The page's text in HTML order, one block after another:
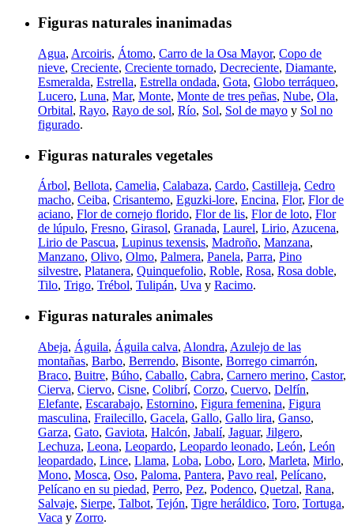
Figuras naturales inanimadas
Agua, Arcoiris, Átomo, Carro de la Osa Mayor, Copo de
nieve, Creciente, Creciente tornado, Decreciente, Diamante,
Esmeralda, Estrella, Estrella ondada, Gota, Globo terráqueo,
Lucero, Luna, Mar, Monte, Monte de tres peñas, Nube, Ola,
Orbital, Rayo, Rayo de sol, Río, Sol, Sol de mayo y Sol no
figurado.
Figuras naturales vegetales
Árbol, Bellota, Camelia, Calabaza, Cardo, Castilleja, Cedro
macho, Ceiba, Crisantemo, Eguzki-lore, Encina, Flor, Flor de
aciano, Flor de cornejo florido, Flor de lis, Flor de loto, Flor
de lúpulo, Fresno, Girasol, Granada, Laurel, Lirio, Azucena,
Lirio de Pascua, Lupinus texensis, Madroño, Manzana,
Manzano, Olivo, Olmo, Palmera, Panela, Parra, Pino
silvestre, Platanera, Quinquefolio, Roble, Rosa, Rosa doble,
Tilo, Trigo, Trébol, Tulipán, Uva y Racimo.
Figuras naturales animales
Abeja, Águila, Águila calva, Alondra, Azulejo de las
montañas, Barbo, Berrendo, Bisonte, Borrego cimarrón,
Braco, Buitre, Búho, Caballo, Cabra, Carnero merino, Castor,
Cierva, Ciervo, Cisne, Colibrí, Corzo, Cuervo, Delfín,
Elefante, Escarabajo, Estornino, Figura femenina, Figura
masculina, Frailecillo, Gacela, Gallo, Gallo lira, Ganso,
Garza, Gato, Gaviota, Halcón, Jabalí, Jaguar, Jilgero,
Lechuza, Leona, Leopardo, Leopardo leonado, León, León
leopardado, Lince, Llama, Loba, Lobo, Loro, Marleta, Mirlo,
Mono, Mosca, Oso, Paloma, Pantera, Pavo real, Pelícano,
Pelícano en su piedad, Perro, Pez, Podenco, Quetzal, Rana,
Salvaje, Sierpe, Talbot, Tejón, Tigre heráldico, Toro, Tortuga,
Vaca y Zorro.